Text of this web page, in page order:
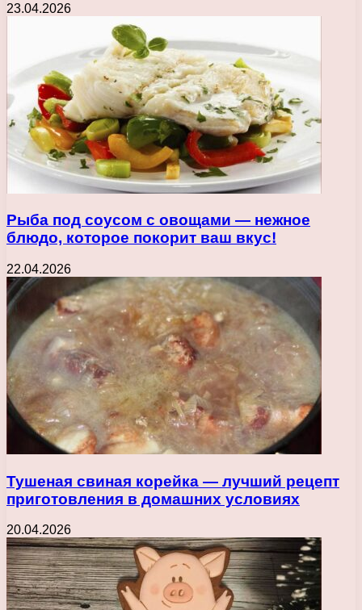
23.04.2026
Рыба под соусом с овощами — нежное
блюдо, которое покорит ваш вкус!
22.04.2026
Тушеная свиная корейка — лучший рецепт
приготовления в домашних условиях
20.04.2026